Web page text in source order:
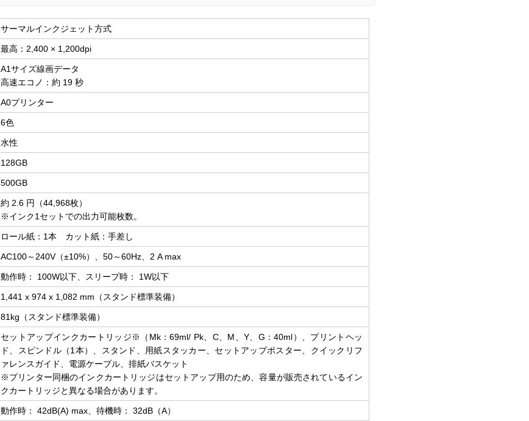
サーマルインクジェット方式
最高：2,400 × 1,200dpi
A1サイズ線画データ
高速エコノ：約 19 秒
A0プリンター
6色
水性
128GB
500GB
約 2.6 円（44,968枚）
※インク1セットでの出力可能枚数。
ロール紙：1本 カット紙：手差し
AC100～240V（±10%）、50～60Hz、2 A max
動作時： 100W以下、スリープ時： 1W以下
1,441 x 974 x 1,082 mm（スタンド標準装備）
81kg（スタンド標準装備）
セットアップインクカートリッジ※（Mk：69ml/ Pk、C、M、Y、G：40ml）、プリントヘッ
ド、スピンドル（1本）、スタンド、用紙スタッカー、セットアップポスター、クイックリフ
ァレンスガイド、電源ケーブル、排紙バスケット
※プリンター同梱のインクカートリッジはセットアップ用のため、容量が販売されているイン
クカートリッジと異なる場合があります。
動作時： 42dB(A) max、待機時： 32dB（A）